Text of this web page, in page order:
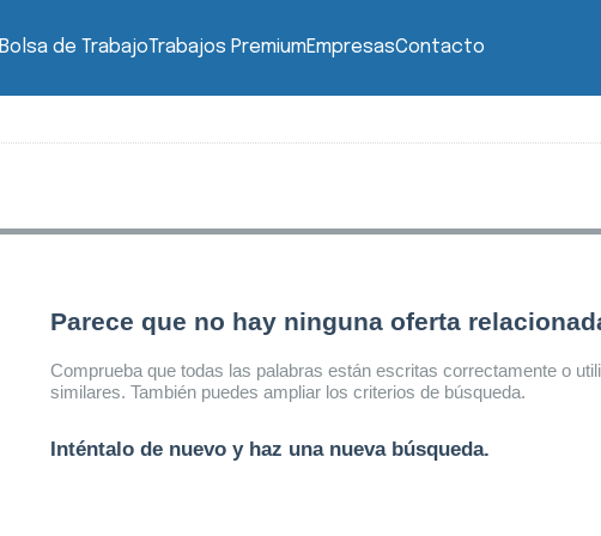
Bolsa de TrabajoTrabajos PremiumEmpresasContacto
Parece que no hay ninguna oferta
Comprueba que todas las palabras están escritas correctamente o
similares. También puedes ampliar los criterios de búsqueda.
Inténtalo de nuevo y haz una nueva búsqueda.